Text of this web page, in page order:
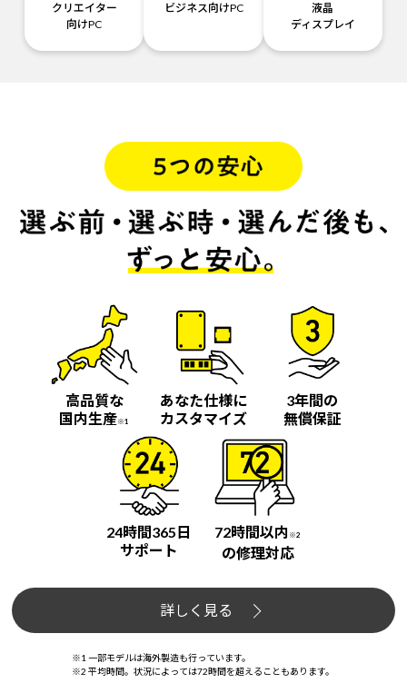
クリエイター
向けPC
ビジネス向けPC
液晶
ディスプレイ
高品質な
国内生産※1
あなた仕様に
カスタマイズ
3年間の
無償保証
24時間365日
サポート
72時間以内 ※2
の修理対応
詳しく見る
※1 一部モデルは海外製造も行っています。
※2 平均時間。状況によっては72時間を超えることもあります。